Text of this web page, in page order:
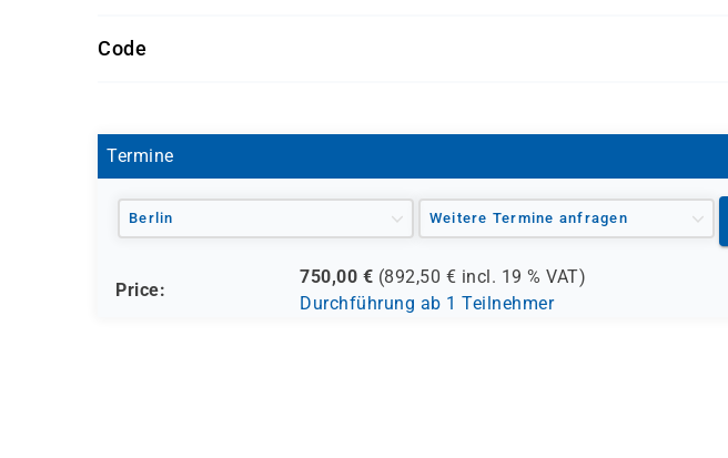
- regionale Einrichtungen
und andere Träger möglich
Code
Termine
Berlin Weitere Termine anfragen
Price:
750,00 € (892,50 € incl. 19 % VAT)
Durchführung ab 1 Teilnehmer